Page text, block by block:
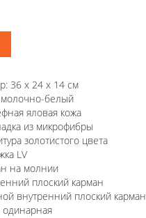
36 x 24 x 14 см
белый
яловая кожа
из микрофибры
золотистого цвета
LV
на молнии
плоский карман
внутренний плоский карман
одинарная